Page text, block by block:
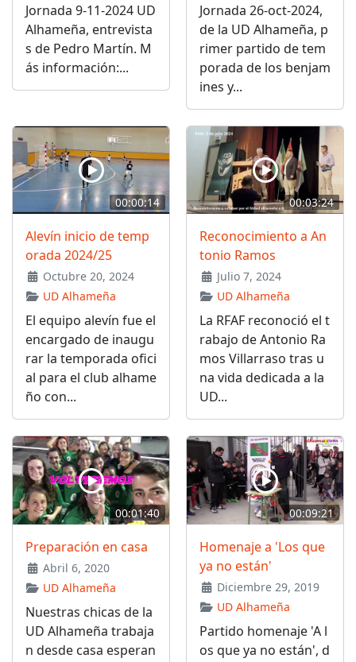
Jornada 9-11-2024 UD
Alhameña, entrevista
s de Pedro Martín. M
ás información:...
Jornada 26-oct-2024,
de la UD Alhameña, p
rimer partido de tem
porada de los benjam
ines y...
00:00:14
Alevín inicio de temp
orada 2024/25
Octubre 20, 2024
UD Alhameña
El equipo alevín fue el
encargado de inaugu
rar la temporada ofici
al para el club alhame
ño con...
00:03:24
Reconocimiento a An
tonio Ramos
Julio 7, 2024
UD Alhameña
La RFAF reconoció el t
rabajo de Antonio Ra
mos Villarraso tras u
na vida dedicada a la
UD...
00:01:40
Preparación en casa
Abril 6, 2020
UD Alhameña
Nuestras chicas de la
UD Alhameña trabaja
n desde casa esperan
00:09:21
Homenaje a 'Los que
ya no están'
Diciembre 29, 2019
UD Alhameña
Partido homenaje 'A l
os que ya no están', d